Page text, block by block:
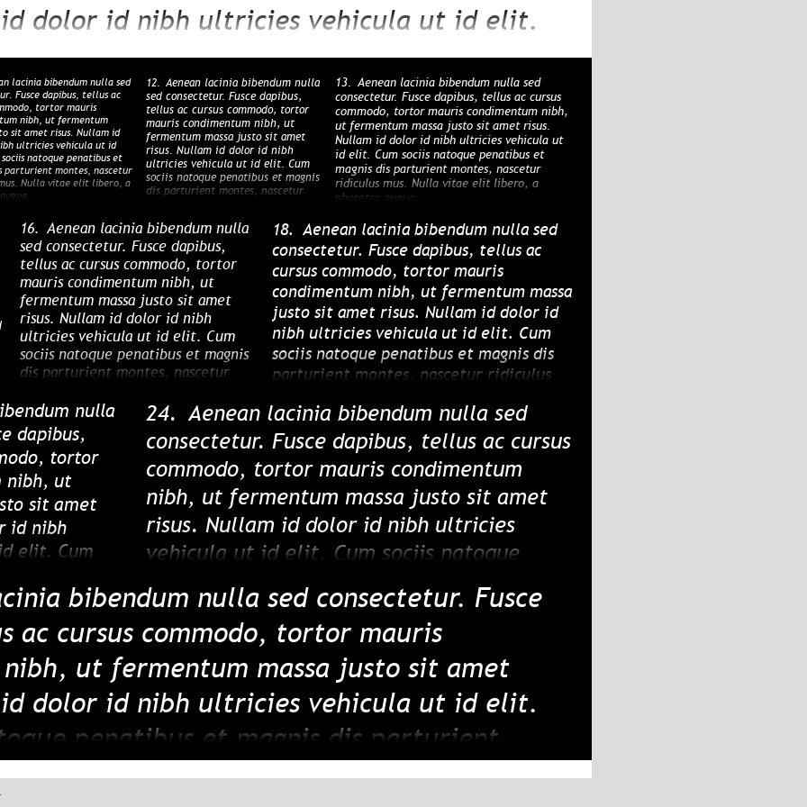
dolor id nibh ultricies vehicula ut id elit.
penatibus et magnis dis parturient
ridiculus mus. Nulla vitae elit libero, a
lacinia bibendum nulla sed
Fusce dapibus, tellus ac
tortor mauris
nibh, ut fermentum
sit amet risus. Nullam id
ultricies vehicula ut id
natoque penatibus et
parturient montes, nascetur
Nulla vitae elit libero, a
12. Aenean lacinia bibendum nulla
sed consectetur. Fusce dapibus,
tellus ac cursus commodo, tortor
mauris condimentum nibh, ut
fermentum massa justo sit amet
risus. Nullam id dolor id nibh
ultricies vehicula ut id elit. Cum
sociis natoque penatibus et magnis
dis parturient montes, nascetur
13. Aenean lacinia bibendum nulla sed
consectetur. Fusce dapibus, tellus ac cursus
commodo, tortor mauris condimentum nibh,
ut fermentum massa justo sit amet risus.
Nullam id dolor id nibh ultricies vehicula ut
id elit. Cum sociis natoque penatibus et
magnis dis parturient montes, nascetur
ridiculus mus. Nulla vitae elit libero, a
pharetra augue.
16. Aenean lacinia bibendum nulla
sed consectetur. Fusce dapibus,
tellus ac cursus commodo, tortor
mauris condimentum nibh, ut
fermentum massa justo sit amet
risus. Nullam id dolor id nibh
ultricies vehicula ut id elit. Cum
sociis natoque penatibus et magnis
dis parturient montes, nascetur
libero, a pharetra augue.
18. Aenean lacinia bibendum nulla sed
consectetur. Fusce dapibus, tellus ac
cursus commodo, tortor mauris
condimentum nibh, ut fermentum massa
justo sit amet risus. Nullam id dolor id
nibh ultricies vehicula ut id elit. Cum
sociis natoque penatibus et magnis dis
parturient montes, nascetur ridiculus
augue.
nulla
dapibus,
tortor
nibh, ut
sit amet
id nibh
elit. Cum
nascetur
elit libero,
24. Aenean lacinia bibendum nulla sed
consectetur. Fusce dapibus, tellus ac cursus
commodo, tortor mauris condimentum
nibh, ut fermentum massa justo sit amet
risus. Nullam id dolor id nibh ultricies
vehicula ut id elit. Cum sociis natoque
penatibus et magnis dis parturient montes,
nascetur ridiculus mus. Nulla vitae elit
libero, a pharetra augue.
bibendum nulla sed consectetur. Fusce
ac cursus commodo, tortor mauris
ut fermentum massa justo sit amet
dolor id nibh ultricies vehicula ut id elit.
penatibus et magnis dis parturient
ridiculus mus. Nulla vitae elit libero, a